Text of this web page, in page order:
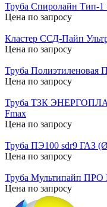
Труба Спиролайн Тип-1
Цена по запросу
Кластер ССД-Пайп
Цена по запросу
Труба Полиэтиленовая
Цена по запросу
Труба ТЗК
Fmax
Цена по запросу
Труба ПЭ100 sdr9 ГАЗ
Цена по запросу
Труба Мультипайп ПРО
Цена по запросу